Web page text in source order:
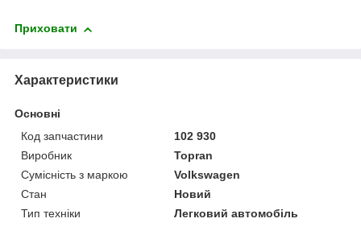
Приховати
Характеристики
Основні
Код запчастини
102 930
Виробник
Topran
Сумісність з маркою
Volkswagen
Стан
Новий
Тип техніки
Легковий автомобіль